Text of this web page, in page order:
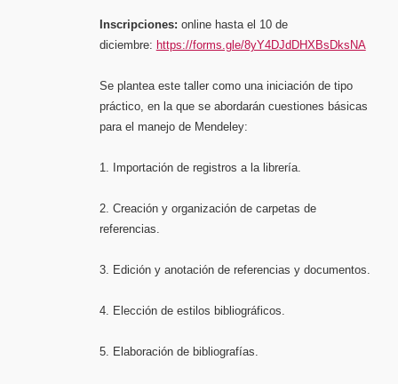
Inscripciones: online hasta el 10 de
diciembre: https://forms.gle/8yY4DJdDHXBsDksNA
Se plantea este taller como una iniciación de tipo
práctico, en la que se abordarán cuestiones básicas
para el manejo de Mendeley:
1. Importación de registros a la librería.
2. Creación y organización de carpetas de
referencias.
3. Edición y anotación de referencias y documentos.
4. Elección de estilos bibliográficos.
5. Elaboración de bibliografías.